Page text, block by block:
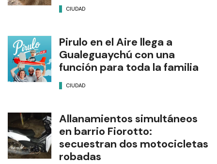
CIUDAD
Pirulo en el Aire llega a
Gualeguaychú con una
función para toda la familia
CIUDAD
Allanamientos simultáneos
en barrio Fiorotto:
secuestran dos motocicletas
robadas